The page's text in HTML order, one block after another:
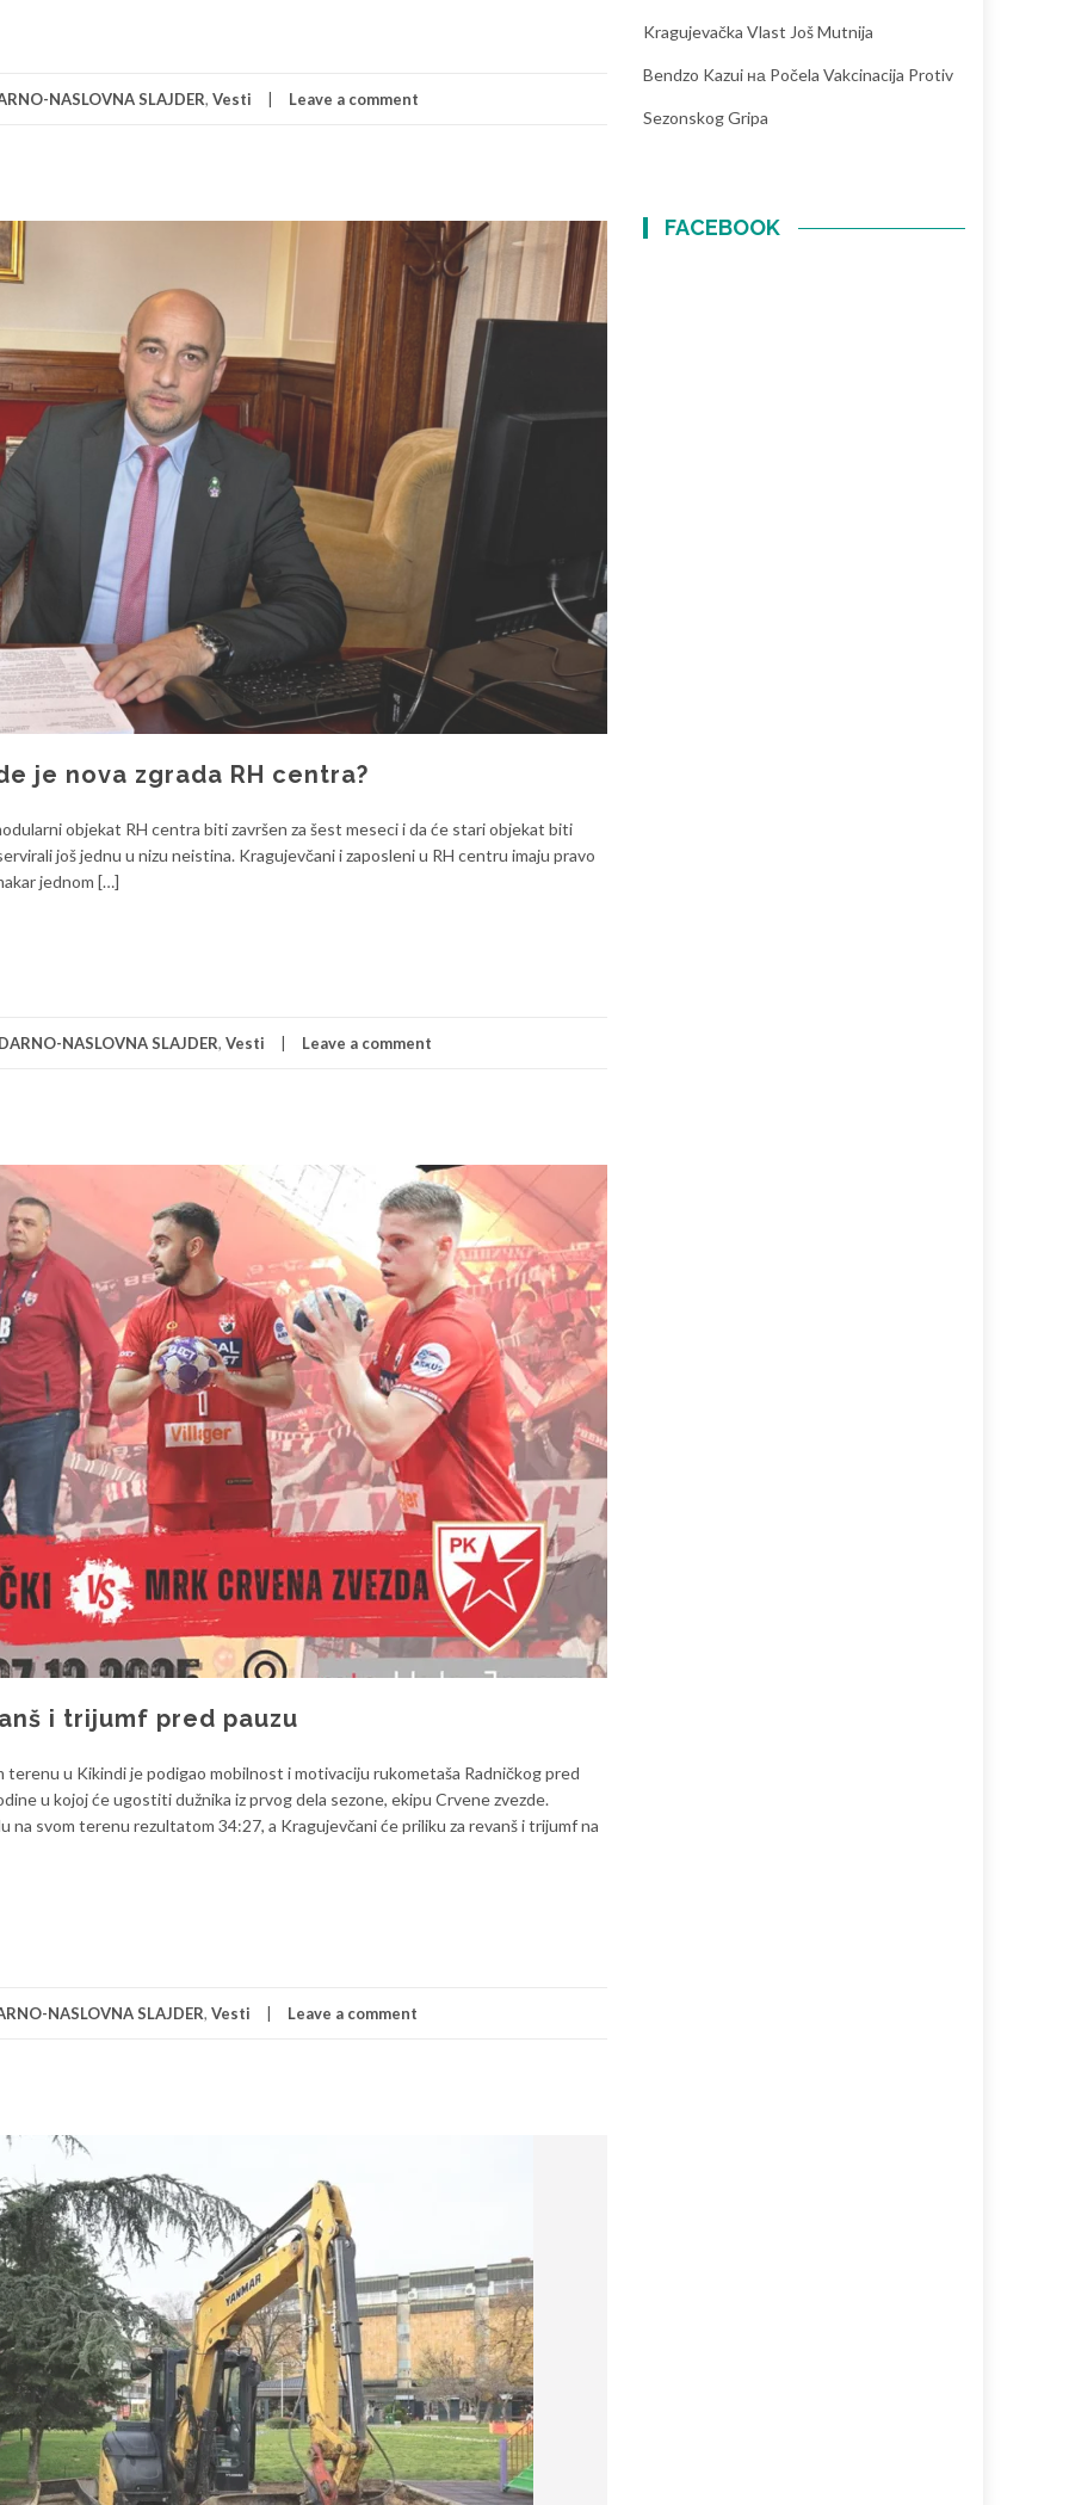
NASLOVNA SLAJDER, Vesti Leave a comment
je nova zgrada RH centra?
objekat RH centra biti završen za šest meseci i da će stari objekat biti
još jednu u nizu neistina. Kragujevčani i zaposleni u RH centru imaju pravo
jednom […]
NASLOVNA SLAJDER, Vesti Leave a comment
i trijumf pred pauzu
u Kikindi je podigao mobilnost i motivaciju rukometaša Radničkog pred
u kojoj će ugostiti dužnika iz prvog dela sezone, ekipu Crvene zvezde.
na svom terenu rezultatom 34:27, a Kragujevčani će priliku za revanš i trijumf na
NASLOVNA SLAJDER, Vesti Leave a comment
Kragujevačka Vlast Još Mutnija
Bendzo Kazui на Počela Vakcinacija Protiv
Sezonskog Gripa
FACEBOOK